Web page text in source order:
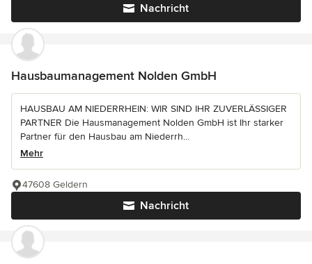
Nachricht
Hausbaumanagement Nolden GmbH
HAUSBAU AM NIEDERRHEIN: WIR SIND IHR ZUVERLÄSSIGER
PARTNER Die Hausmanagement Nolden GmbH ist Ihr starker
Partner für den Hausbau am Niederrh...
Mehr
Nachricht
47608 Geldern